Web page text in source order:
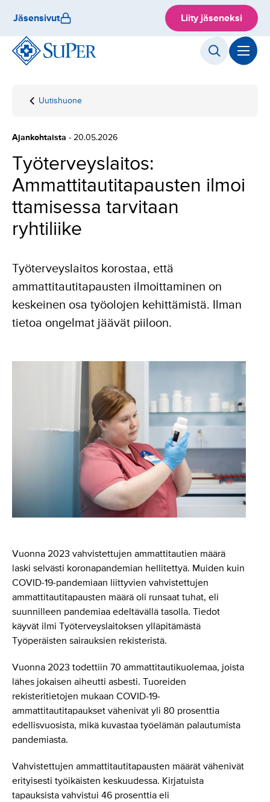
sisältöön
Jäsensivut Liity jäseneksi
Etusivu
Uutishuone
Työterveyslaitos:
Ajankohtaista - 20.05.2026
Työterveyslaitos:
Ammattitautitapausten ilmoi
ttamisessa tarvitaan
ryhtiliike
Työterveyslaitos korostaa, että
ammattitautitapausten ilmoittaminen on
keskeinen osa työolojen kehittämistä. Ilman
tietoa ongelmat jäävät piiloon.
Vuonna 2023 vahvistettujen ammattitautien määrä
laski selvästi koronapandemian hellitettyä. Muiden kuin
COVID-19-pandemiaan liittyvien vahvistettujen
ammattitautitapausten määrä oli runsaat tuhat, eli
suunnilleen pandemiaa edeltävällä tasolla. Tiedot
käyvät ilmi Työterveyslaitoksen ylläpitämästä
Työperäisten sairauksien rekisteristä.
Vuonna 2023 todettiin 70 ammattitautikuolemaa, joista
lähes jokaisen aiheutti asbesti. Tuoreiden
rekisteritietojen mukaan COVID-19-
ammattitautitapaukset vähenivät yli 80 prosenttia
edellisvuosista, mikä kuvastaa työelämän palautumista
pandemiasta.
Vahvistettujen ammattitautitapausten määrät vähenivät
erityisesti työikäisten keskuudessa. Kirjatuista
tapauksista vahvistui 46 prosenttia eli